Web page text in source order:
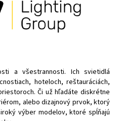
a všestrannosti. Ich svietidlá
hoteloch, reštauráciách,
Či už hľadáte diskrétne
alebo dizajnový prvok, ktorý
výber modelov, ktoré spĺňajú